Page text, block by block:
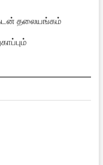
தலையங்கம்